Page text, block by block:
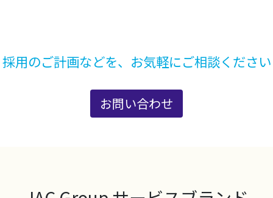
採用のご計画などを、お気軽にご相談ください
お問い合わせ